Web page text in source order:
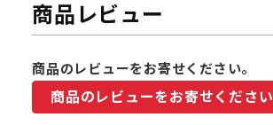
商品レビュー
商品のレビューをお寄せください。
商品のレビューをお寄せください